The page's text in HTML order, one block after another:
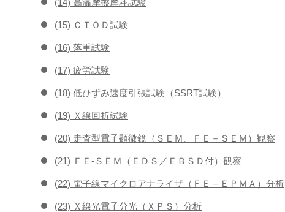
(14) 高温摩擦摩耗試験
(15) ＣＴＯＤ試験
(16) 落重試験
(17) 疲労試験
(18) 低ひずみ速度引張試験（SSRT試験）
(19) Ｘ線回折試験
(20) 走査型電子顕微鏡（ＳＥＭ、ＦＥ－ＳＥＭ）観察
(21) ＦＥ-ＳＥＭ（ＥＤＳ／ＥＢＳＤ付）観察
(22) 電子線マイクロアナライザ（ＦＥ－ＥＰＭＡ）分析
(23) Ｘ線光電子分光（ＸＰＳ）分析